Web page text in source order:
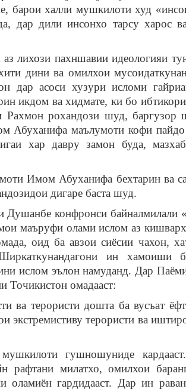
барои халли мушкилоти худ
дар дили инсонхо тарсу харос
лихози пахншавии идеологияи
дини ва омилхои
дар асоси хузури исломи
икдом ва хидмате, ки бо
рохандози шуд,
маълумоти кофи пайдо
хар давру замон буда,
Имом Абуханифа бехтарин ва
дигаре баста шуд.
конфронси байналмилали
маъруфи олами ислом аз
оид ба авзои сиёсии чахон,
ин хамоиши
ислом эълон намуданд. Дар
омадааст:
ва терористи дошта ба вусъат
экстремистиву терористи ва
гушношуниде
рафтани милатхо, омилхои
оламиён гардидааст. Дар ин